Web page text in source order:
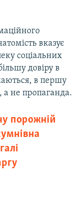
вказує
соціальних
довіру в
в першу
а не пропаганда.
порожній